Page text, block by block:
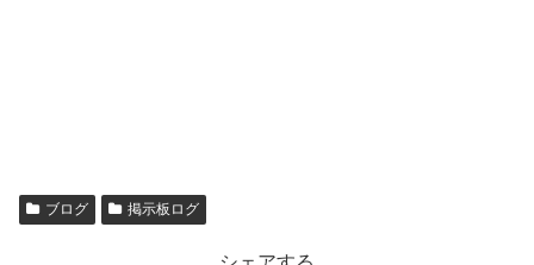
ブログ 掲示板ログ